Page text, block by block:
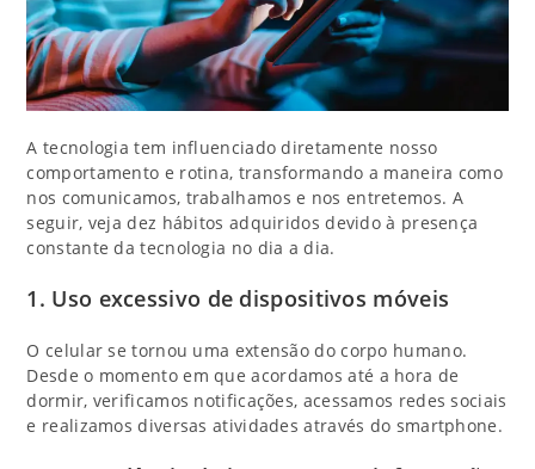
A tecnologia tem influenciado diretamente nosso
comportamento e rotina, transformando a maneira como
nos comunicamos, trabalhamos e nos entretemos. A
seguir, veja dez hábitos adquiridos devido à presença
constante da tecnologia no dia a dia.
1. Uso excessivo de dispositivos móveis
O celular se tornou uma extensão do corpo humano.
Desde o momento em que acordamos até a hora de
dormir, verificamos notificações, acessamos redes sociais
e realizamos diversas atividades através do smartphone.